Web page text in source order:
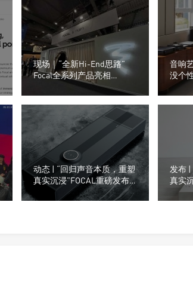
现场｜“全新Hi-End思路”
Focal全系列产品亮相
音响
没个
动态 | “回归声音本质，重塑
真实沉浸”FOCAL重磅发布
Mu-so Hekla
发布
真实
Hekla